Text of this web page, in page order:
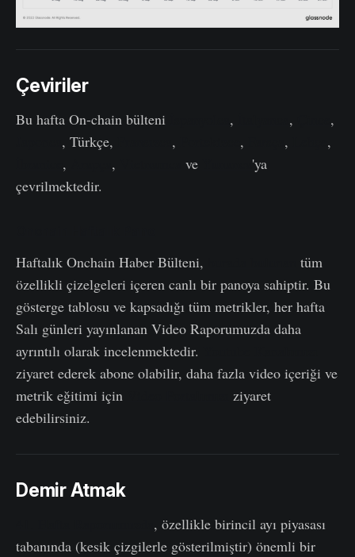
Çeviriler
Bu hafta On-chain bülteni , ,
,
, Türkçe, , , ,
,
, , ve
'ya
çevrilmektedir.
Haftalık Onchain Haber Bülteni,
tüm
özellikli çizelgeleri içeren canlı bir panoya sahiptir. Bu
gösterge tablosu ve kapsadığı tüm metrikler, her hafta
Salı günleri yayınlanan Video Raporumuzda daha
ayrıntılı olarak incelenmektedir.
ziyaret ederek abone olabilir, daha fazla video içeriği ve
metrik eğitimi için
ziyaret
edebilirsiniz.
Demir Atmak
, özellikle birincil ayı piyasası
tabanında (kesik çizgilerle gösterilmiştir) önemli bir